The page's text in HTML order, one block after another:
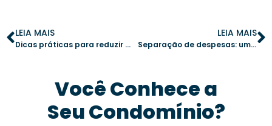
LEIA MAIS
Dicas práticas para reduzir a inadimplência com o uso de um aplicativo de gestão
LEIA MAIS
Separação de despesas: um passo importante para a saúde financeira do condomínio
Você Conhece a
Seu Condomínio?